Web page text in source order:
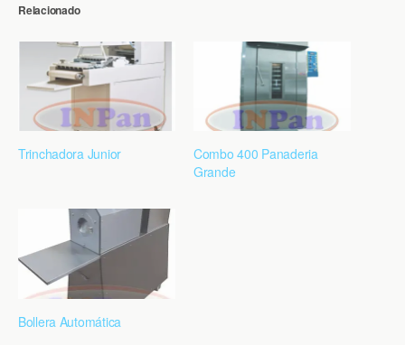
Relacionado
Trinchadora Junior
Combo 400 Panaderia
Grande
Bollera Automática